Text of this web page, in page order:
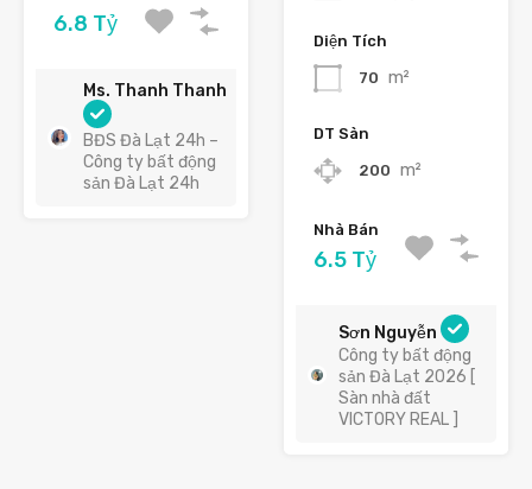
6.8 Tỷ
Ms. Thanh Thanh
BĐS Đà Lạt 24h –
Công ty bất động
sản Đà Lạt 24h
Diện Tích
70 m²
DT Sàn
200 m²
Nhà Bán
6.5 Tỷ
Sơn Nguyễn
Công ty bất động
sản Đà Lạt 2026 [
Sàn nhà đất
VICTORY REAL ]